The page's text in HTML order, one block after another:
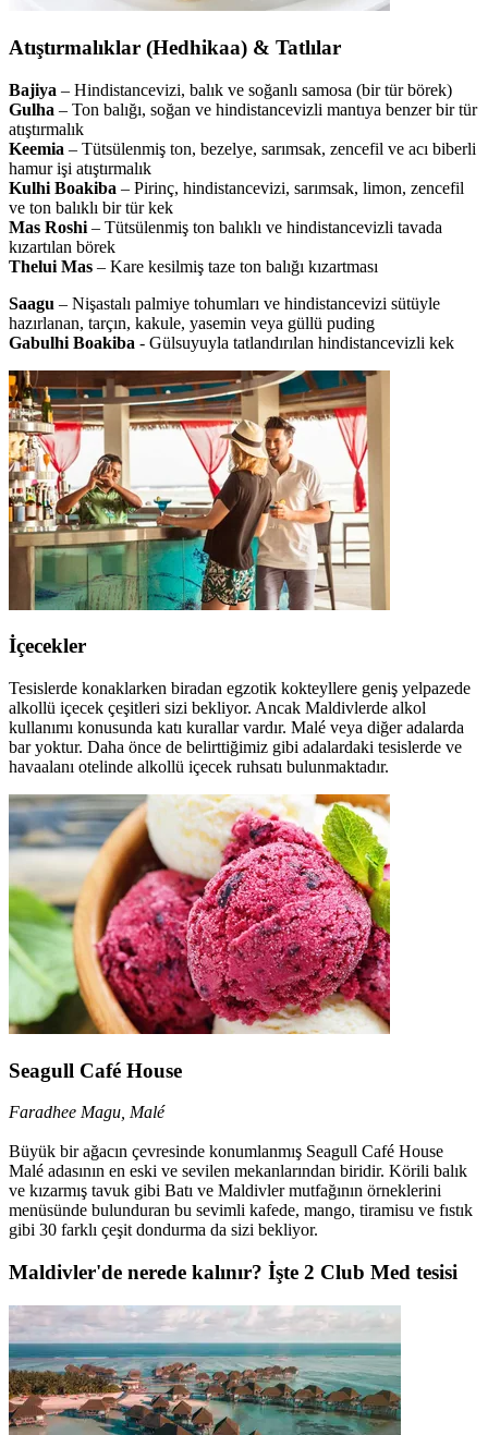
Atıştırmalıklar (Hedhikaa) & Tatlılar
Bajiya – Hindistancevizi, balık ve soğanlı samosa (bir tür börek)
Gulha – Ton balığı, soğan ve hindistancevizli mantıya benzer bir tür
atıştırmalık
Keemia – Tütsülenmiş ton, bezelye, sarımsak, zencefil ve acı biberli
hamur işi atıştırmalık
Kulhi Boakiba – Pirinç, hindistancevizi, sarımsak, limon, zencefil
ve ton balıklı bir tür kek
Mas Roshi – Tütsülenmiş ton balıklı ve hindistancevizli tavada
kızartılan börek
Thelui Mas – Kare kesilmiş taze ton balığı kızartması
Saagu – Nişastalı palmiye tohumları ve hindistancevizi sütüyle
hazırlanan, tarçın, kakule, yasemin veya güllü puding
Gabulhi Boakiba - Gülsuyuyla tatlandırılan hindistancevizli kek
İçecekler
Tesislerde konaklarken biradan egzotik kokteyllere geniş yelpazede
alkollü içecek çeşitleri sizi bekliyor. Ancak Maldivlerde alkol
kullanımı konusunda katı kurallar vardır. Malé veya diğer adalarda
bar yoktur. Daha önce de belirttiğimiz gibi adalardaki tesislerde ve
havaalanı otelinde alkollü içecek ruhsatı bulunmaktadır.
Seagull Café House
Faradhee Magu, Malé
Büyük bir ağacın çevresinde konumlanmış Seagull Café House
Malé adasının en eski ve sevilen mekanlarından biridir. Körili balık
ve kızarmış tavuk gibi Batı ve Maldivler mutfağının örneklerini
menüsünde bulunduran bu sevimli kafede, mango, tiramisu ve fıstık
gibi 30 farklı çeşit dondurma da sizi bekliyor.
Maldivler'de nerede kalınır? İşte 2 Club Med tesisi